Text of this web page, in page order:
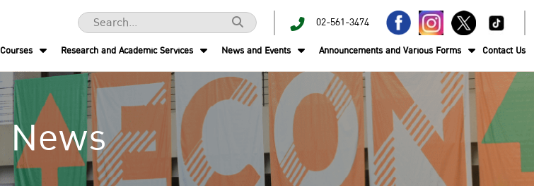
02-561-3474
Courses Research and Academic Services News and Events Announcements and Various Forms Contact Us
News